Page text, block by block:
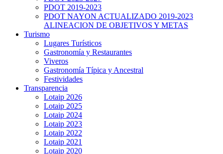
PDOT 2019-2023
PDOT NAYON ACTUALIZADO 2019-2023
ALINEACION DE OBJETIVOS Y METAS
Turismo
Lugares Turísticos
Gastronomía y Restaurantes
Viveros
Gastronomía Típica y Ancestral
Festividades
Transparencia
Lotaip 2026
Lotaip 2025
Lotaip 2024
Lotaip 2023
Lotaip 2022
Lotaip 2021
Lotaip 2020